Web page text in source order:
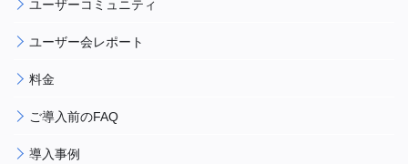
ユーザーコミュニティ
ユーザー会レポート
料金
ご導入前のFAQ
導入事例